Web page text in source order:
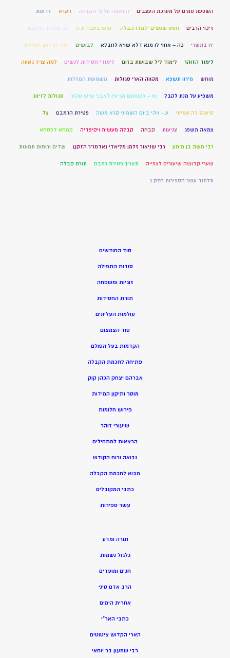
השפעת סמים על מערכת העצבים התאמה על פי הקבלה ויקרא זדונות
זיכוי הרבים חטא שנשים ילמדו קבלה יובש בעבודת ה יום פטירת הרמבם
יח בתשרי כה – אחוי לן מנא דלא שויא לחבלא לבושים לוח לפירוש המילות
לימוד הזוהר לימוד ליל שבועות בזום לימודי חסידות לנשים למה צריך גאווה
מוחש מירון תשפא מקווה הארי סגולות משמעות המזלות
משפיע על מנת לקבל נא – כשאתם מגיעין לאבני שיש טהור סגולות לזיווג
סיאנס זה אמיתי ע – ויהי ביום השמיני קרא משה פטירת הרמבם צל
צמאה תשפג צניעות קבחה קבלה מעשית ויקיפדיה קמחא דפסחא
רבי משה בן מימון רבי שניאור זלמן מליאדי (אדמו"ר הזקן) שדים ורוחות תמונות
שערי קדושה שיעורים לצפייה תאריך פטירת רמבם תורת קבלה
תלמוד עשר הספירות חלק ג
סוד החודשים
סודות התפילה
זוגיות ומשפחה
תורת החסידות
עולמות העליונים
סוד הצמצום
הקדמות בעל הסולם
פתיחה לחכמת הקבלה
אברהם יצחק הכהן קוק
מוסר ותיקון המידות
פירוש חלומות
שיעורי זוהר
הרצאות למתחילים
נבואה ורוח הקודש
מבוא לחכמת הקבלה
כתבי המקובלים
עשר ספירות
תורה ומדע
גלגול נשמות
חגים ומועדים
הרב אדם סיני
אחרית הימים
כתבי האר”י
הארי הקדוש ציטוטים
רבי שמעון בר יוחאי